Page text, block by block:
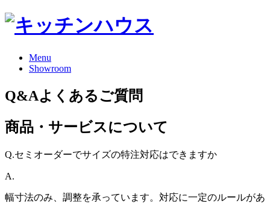
Menu
Showroom
Q&Aよくあるご質問
商品・サービスについて
Q.セミオーダーでサイズの特注対応はできますか
A.
幅寸法のみ、調整を承っています。対応に一定のルールがあ